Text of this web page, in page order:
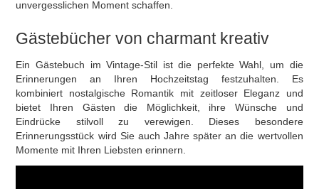
unvergesslichen Moment schaffen.
Gästebücher von charmant kreativ
Ein Gästebuch im Vintage-Stil ist die perfekte Wahl, um die
Erinnerungen an Ihren Hochzeitstag festzuhalten. Es
kombiniert nostalgische Romantik mit zeitloser Eleganz und
bietet Ihren Gästen die Möglichkeit, ihre Wünsche und
Eindrücke stilvoll zu verewigen. Dieses besondere
Erinnerungsstück wird Sie auch Jahre später an die wertvollen
Momente mit Ihren Liebsten erinnern.